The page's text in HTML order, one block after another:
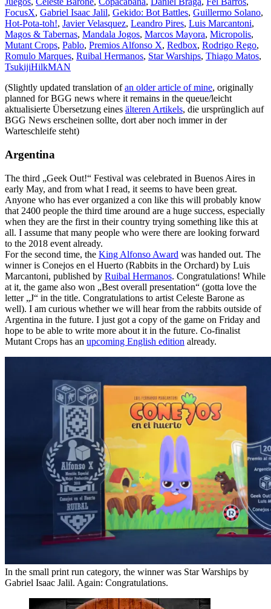
FocusX, Gabriel Isaac Jalil, Gekido: Bot Battles, Guillermo Solano,
Hot-Pota-toh!, Javier Velasquez, Leandro Pires, Luis Marcantoni,
Magos & Tabernas, Mandala Jogos, Marcos Mayora, Micropolis,
Mutant Crops, Pablo, Premios Alfonso X, Redbox, Rodrigo Rego,
Romulo Marques, Ruibal Hermanos, Star Warships, Thiago Matos,
TsukijiHilkMAN
(Slightly updated translation ofan older article of mine, originally
planned for BGG news where it remains in the queue/leicht
aktualisierte Übersetzung eines älteren Artikels, die ursprünglich auf
BGG News erscheinen sollte, dort aber noch immer in der
Warteschleife steht)
Argentina
The third „Geek Out!“ Festival was celebrated in Buenos Aires in
early May, and from what I read, it seems to have been great.
Anyone who has ever organized a con like this will probably know
that 2400 people the third time around are a huge success, especially
when they are the first in their country trying something like this at
all. I assume that many people who were there are looking forward
to the 2018 event already.
For the second time, the King Alfonso Award was handed out. The
winner is Conejos en el Huerto (Rabbits in the Orchard) by Luis
Marcantoni, published by Ruibal Hermanos. Congratulations! While
at it, the game also won „Best overall presentation“ (gotta love the
letter „J“ in the title. Congratulations to artist Celeste Barone as
well). I am curious whether we will hear from the rabbits outside of
Argentina in the future. I just got a copy of the game on Friday and
hope to be able to write more about it in the future. Co-finalist
Mutant Crops has an upcoming English edition already.
In the small print run category, the winner was Star Warships by
Gabriel Isaac Jalil. Again: Congratulations.